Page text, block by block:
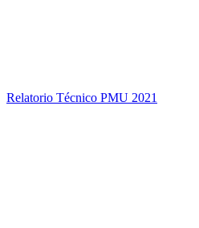
Relatorio Técnico PMU 2021